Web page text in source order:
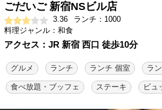
ごだいご 新宿NSビル店
3.36
ランチ：1000
料理ジャンル：和食
アクセス：JR 新宿 西口 徒歩10分
グルメ ランチ ランチ 個室 ラ
食べ放題・ブッフェ ステーキ ビュ